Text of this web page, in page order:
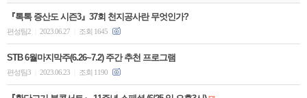
『톡톡 증산도 시즌3』37회 천지공사란 무엇인가?
편성팀2 2023.06.27 조회 1645
STB 6월마지막주(6.26~7.2) 주간 추천 프로그램
편성팀3 2023.06.23 조회 1190